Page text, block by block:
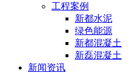
工程案例
新都水泥
绿色能源
新都混凝土
新磊混凝土
新闻资讯